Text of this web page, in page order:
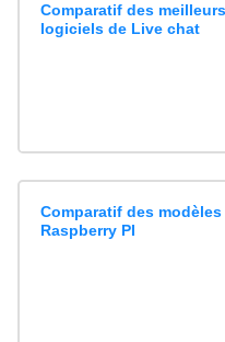
Comparatif des meilleurs
logiciels de Live chat
Comparatif des modèles
Raspberry PI